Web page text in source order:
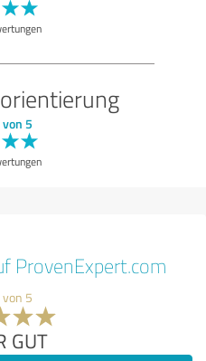
5
ProvenExpert.com
5
GUT